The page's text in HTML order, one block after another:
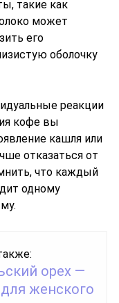
такие как
может
его
оболочку
реакции
кофе вы
кашля или
отказаться от
что каждый
одному
орех —
женского